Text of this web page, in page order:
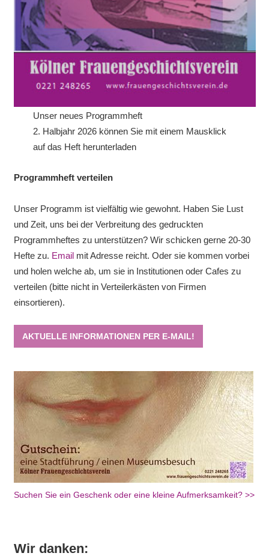
Unser neues Programmheft
2. Halbjahr 2026 können Sie mit einem Mausklick
auf das Heft herunterladen
Programmheft verteilen
Unser Programm ist vielfältig wie gewohnt. Haben Sie Lust
und Zeit, uns bei der Verbreitung des gedruckten
Programmheftes zu unterstützen? Wir schicken gerne 20-30
Hefte zu. Emailmit Adresse reicht. Oder sie kommen vorbei
und holen welche ab, um sie in Institutionen oder Cafes zu
verteilen (bitte nicht in Verteilerkästen von Firmen
einsortieren).
AKTUELLE INFORMATIONEN PER E-MAIL!
Suchen Sie ein Geschenk oder eine kleine Aufmerksamkeit? >>
Wir danken: